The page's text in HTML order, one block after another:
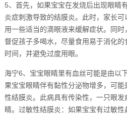
5、首先，如果宝宝在发烧后出现眼睛
炎症刺激导致的结膜炎。此时，家长
用一些适当的滴眼液来缓解症状。同
督促孩子多喝水，尽量食用易于消化
时间，并避免过度用眼。
海宁6、宝宝眼睛里有血丝可能是由以
果宝宝眼睛伴有黏性分泌物增多，可
性结膜炎。此病具有传染性，一只眼
睛。过敏性结膜炎：如果宝宝有过敏